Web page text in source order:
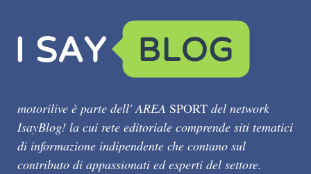
motorilive è parte dell' AREA SPORT del network
IsayBlog! la cui rete editoriale comprende siti tematici
di informazione indipendente che contano sul
contributo di appassionati ed esperti del settore.